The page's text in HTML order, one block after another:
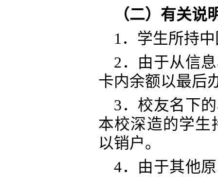
（二）有关说
1．学生所持
2．由于从信
卡内余额以最后
3．校友名下
本校深造的学生
以销户。
4．由于其他